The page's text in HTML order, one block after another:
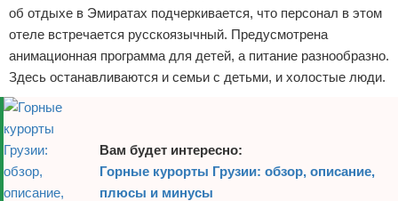
об отдыхе в Эмиратах подчеркивается, что персонал в этом
отеле встречается русскоязычный. Предусмотрена
анимационная программа для детей, а питание разнообразно.
Здесь останавливаются и семьи с детьми, и холостые люди.
Вам будет интересно:
Горные курорты Грузии: обзор, описание,
плюсы и минусы